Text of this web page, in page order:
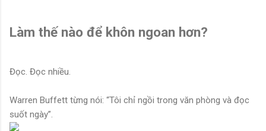
Làm thế nào để khôn ngoan hơn?
Đọc. Đọc nhiều.
Warren Buffett từng nói: “Tôi chỉ ngồi trong văn phòng và đọc
suốt ngày”.